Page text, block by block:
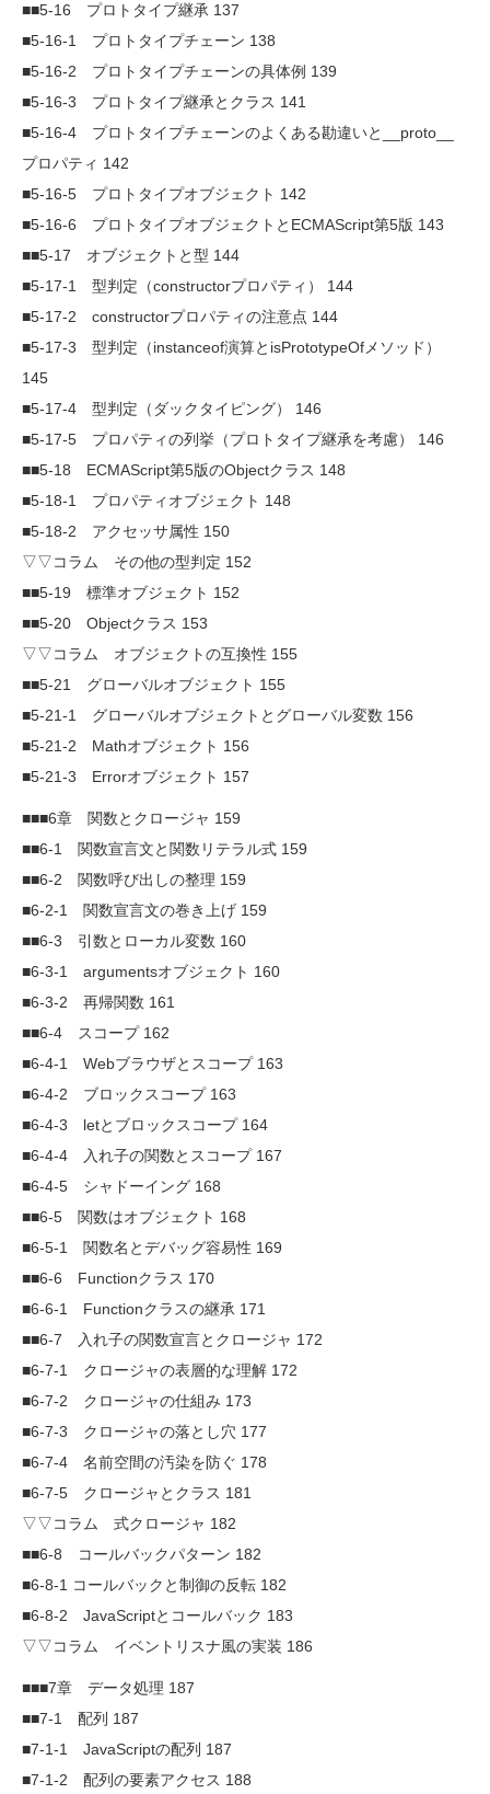
■■5-16 プロトタイプ継承 137
■5-16-1 プロトタイプチェーン 138
■5-16-2 プロトタイプチェーンの具体例 139
■5-16-3 プロトタイプ継承とクラス 141
■5-16-4 プロトタイプチェーンのよくある勘違いと__proto__
プロパティ 142
■5-16-5 プロトタイプオブジェクト 142
■5-16-6 プロトタイプオブジェクトとECMAScript第5版 143
■■5-17 オブジェクトと型 144
■5-17-1 型判定（constructorプロパティ） 144
■5-17-2 constructorプロパティの注意点 144
■5-17-3 型判定（instanceof演算とisPrototypeOfメソッド）
145
■5-17-4 型判定（ダックタイピング） 146
■5-17-5 プロパティの列挙（プロトタイプ継承を考慮） 146
■■5-18 ECMAScript第5版のObjectクラス 148
■5-18-1 プロパティオブジェクト 148
■5-18-2 アクセッサ属性 150
▽▽コラム その他の型判定 152
■■5-19 標準オブジェクト 152
■■5-20 Objectクラス 153
▽▽コラム オブジェクトの互換性 155
■■5-21 グローバルオブジェクト 155
■5-21-1 グローバルオブジェクトとグローバル変数 156
■5-21-2 Mathオブジェクト 156
■5-21-3 Errorオブジェクト 157
■■■6章 関数とクロージャ 159
■■6-1 関数宣言文と関数リテラル式 159
■■6-2 関数呼び出しの整理 159
■6-2-1 関数宣言文の巻き上げ 159
■■6-3 引数とローカル変数 160
■6-3-1 argumentsオブジェクト 160
■6-3-2 再帰関数 161
■■6-4 スコープ 162
■6-4-1 Webブラウザとスコープ 163
■6-4-2 ブロックスコープ 163
■6-4-3 letとブロックスコープ 164
■6-4-4 入れ子の関数とスコープ 167
■6-4-5 シャドーイング 168
■■6-5 関数はオブジェクト 168
■6-5-1 関数名とデバッグ容易性 169
■■6-6 Functionクラス 170
■6-6-1 Functionクラスの継承 171
■■6-7 入れ子の関数宣言とクロージャ 172
■6-7-1 クロージャの表層的な理解 172
■6-7-2 クロージャの仕組み 173
■6-7-3 クロージャの落とし穴 177
■6-7-4 名前空間の汚染を防ぐ 178
■6-7-5 クロージャとクラス 181
▽▽コラム 式クロージャ 182
■■6-8 コールバックパターン 182
■6-8-1 コールバックと制御の反転 182
■6-8-2 JavaScriptとコールバック 183
▽▽コラム イベントリスナ風の実装 186
■■■7章 データ処理 187
■■7-1 配列 187
■7-1-1 JavaScriptの配列 187
■7-1-2 配列の要素アクセス 188